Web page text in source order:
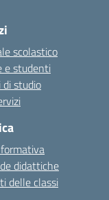
scolastico
e studenti
di studio
didattiche
delle classi